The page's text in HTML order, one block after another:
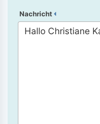
Nachricht